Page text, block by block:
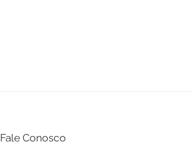
Fale Conosco